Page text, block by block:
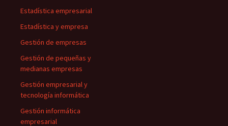
Estadística empresarial
Estadística y empresa
Gestión de empresas
Gestión de pequeñas y
medianas empresas
Gestión empresarial y
tecnología informática
Gestión informática
empresarial